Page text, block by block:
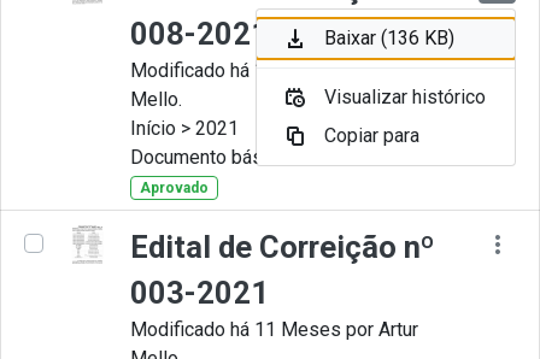
008-2021
Modificado há 11 Meses por Artur
Mello.
Início > 2021
Documento básico
Aprovado
Edital de Correição nº
003-2021
Modificado há 11 Meses por Artur
Baixar (136 KB)
Visualizar histórico
Copiar para